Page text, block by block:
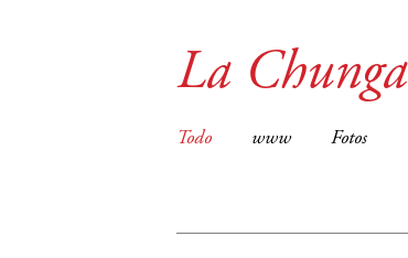
La Chunga
Todo www Fotos